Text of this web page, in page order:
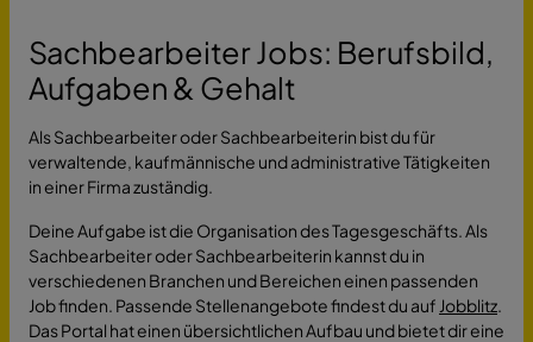
Sachbearbeiter Jobs: Berufsbild,
Aufgaben & Gehalt
Als Sachbearbeiter oder Sachbearbeiterin bist du für
verwaltende, kaufmännische und administrative Tätigkeiten
in einer Firma zuständig.
Deine Aufgabe ist die Organisation des Tagesgeschäfts. Als
Sachbearbeiter oder Sachbearbeiterin kannst du in
verschiedenen Branchen und Bereichen einen passenden
Job finden. Passende Stellenangebote findest du auf Jobblitz.
Das Portal hat einen übersichtlichen Aufbau und bietet dir eine